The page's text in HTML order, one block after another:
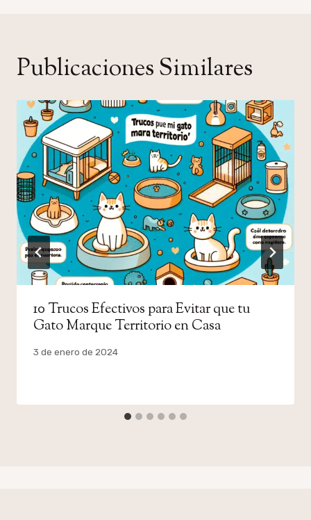
Publicaciones Similares
10 Trucos Efectivos para Evitar que tu
Gato Marque Territorio en Casa
Por
3 de enero de 2024